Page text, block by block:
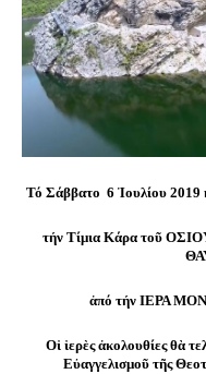
Τό Σάββατο 6 Ἰουλίου 2019
τήν Τίμια Κάρα τοῦ
ἀπό τήν ΙΕΡΑ
Οἱ ἱερὲς ἀκολουθίες θὰ
Εὐαγγελισμοῦ τῆς